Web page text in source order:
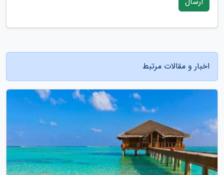
اخبار و مقالات مرتبط